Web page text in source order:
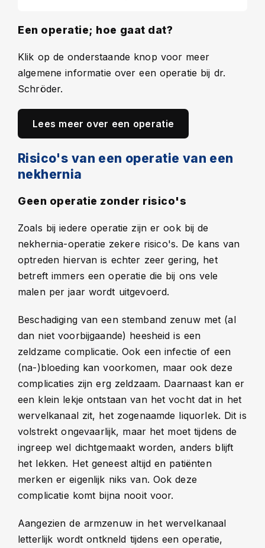
Een operatie; hoe gaat dat?
Klik op de onderstaande knop voor meer
algemene informatie over een operatie bij dr.
Schröder.
Lees meer over een operatie
Risico's van een operatie van een
nekhernia
Geen operatie zonder risico's
Zoals bij iedere operatie zijn er ook bij de
nekhernia-operatie zekere risico's. De kans van
optreden hiervan is echter zeer gering, het
betreft immers een operatie die bij ons vele
malen per jaar wordt uitgevoerd.
Beschadiging van een stemband zenuw met (al
dan niet voorbijgaande) heesheid is een
zeldzame complicatie. Ook een infectie of een
(na-)bloeding kan voorkomen, maar ook deze
complicaties zijn erg zeldzaam. Daarnaast kan er
een klein lekje ontstaan van het vocht dat in het
wervelkanaal zit, het zogenaamde liquorlek. Dit is
volstrekt ongevaarlijk, maar het moet tijdens de
ingreep wel dichtgemaakt worden, anders blijft
het lekken. Het geneest altijd en patiënten
merken er eigenlijk niks van. Ook deze
complicatie komt bijna nooit voor.
Aangezien de armzenuw in het wervelkanaal
letterlijk wordt ontkneld tijdens een operatie,